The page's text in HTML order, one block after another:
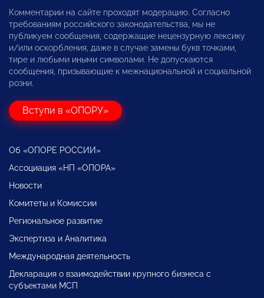
Комментарии на сайте проходят модерацию. Согласно
требованиям российского законодательства, мы не
публикуем сообщения, содержащие нецензурную лексику
и/или оскорбления, даже в случае замены букв точками,
тире и любыми иными символами. Не допускаются
сообщения, призывающие к межнациональной и социальной
розни.
Вступи в «ОПОРУ»
Об «ОПОРЕ РОССИИ»
Ассоциация «НП «ОПОРА»
Новости
Комитеты и Комиссии
Региональное развитие
Экспертиза и Аналитика
Международная деятельность
Декларация о взаимодействии крупного бизнеса с
субъектами МСП